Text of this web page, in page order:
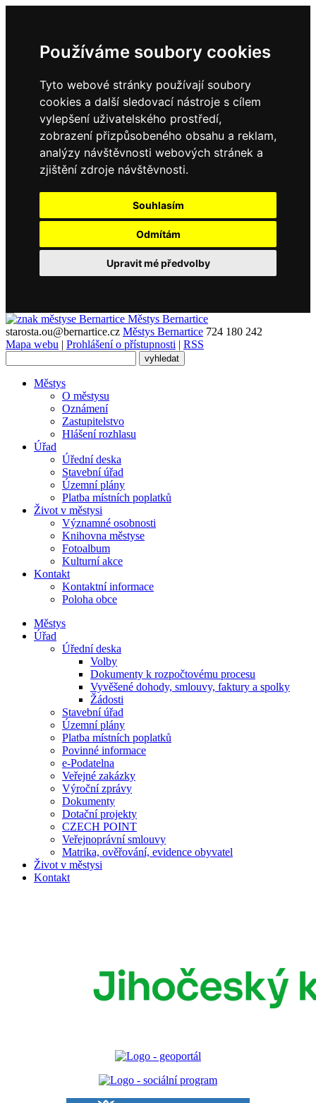
Používáme soubory cookies
Tyto webové stránky používají soubory
cookies a další sledovací nástroje s cílem
vylepšení uživatelského prostředí,
zobrazení přizpůsobeného obsahu a reklam,
analýzy návštěvnosti webových stránek a
zjištění zdroje návštěvnosti.
Souhlasím
Odmítám
Upravit mé předvolby
Městys Bernartice
starosta.ou@bernartice.cz Městys Bernartice 724 180 242
Mapa webu | Prohlášení o přístupnosti | RSS
Městys
O městysu
Oznámení
Zastupitelstvo
Hlášení rozhlasu
Úřad
Úřední deska
Stavební úřad
Územní plány
Platba místních poplatků
Život v městysi
Významné osobnosti
Knihovna městyse
Fotoalbum
Kulturní akce
Kontakt
Kontaktní informace
Poloha obce
Městys
Úřad
Úřední deska
Volby
Dokumenty k rozpočtovému procesu
Vyvěšené dohody, smlouvy, faktury a spolky
Žádosti
Stavební úřad
Územní plány
Platba místních poplatků
Povinné informace
e-Podatelna
Veřejné zakázky
Výroční zprávy
Dokumenty
Dotační projekty
CZECH POINT
Veřejnoprávní smlouvy
Matrika, ověřování, evidence obyvatel
Život v městysi
Kontakt